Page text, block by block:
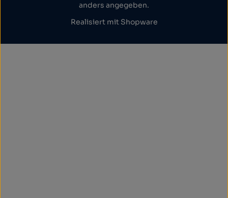
anders angegeben.
Realisiert mit Shopware